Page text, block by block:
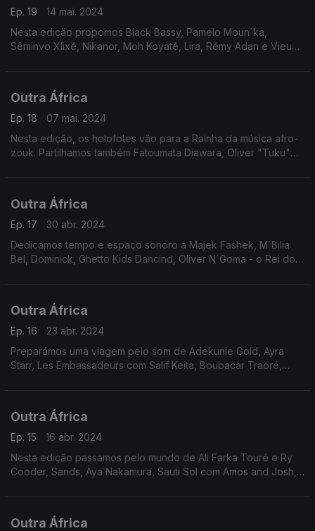
Ep. 19
14 mai. 2024
Nesta edição propomos Black Bassy, Pamelo Moun´ka,
Sêminvo Xlixé, Nikanor, Moh Koyaté, Lira, Rémy Adan e Vieux
Outra África
Ep. 18
07 mai. 2024
Nesta edição, os holofotes vão para a Rainha da música afro-
zouk. Partilhamos também Fatoumata Diawara, Oliver "Tuku"
Outra África
Ep. 17
30 abr. 2024
Dedicamos tempo e espaço sonoro a Majek Fashek, M´Bilia
Bel, Dominick, Ghetto Kids Dancind, Oliver N´Goma - o Rei do
Outra África
Ep. 16
23 abr. 2024
Preparámos uma viagem pelo som de Adekunle Gold, Ayra
Starr, Les Embassadeurs com Salif Keita, Boubacar Traoré,
Outra África
Ep. 15
16 abr. 2024
Nesta edição passamos pelo mundo de Ali Farka Touré e Ry
Cooder, Sands, Aya Nakamura, Sauti Sol com Amos and Josh,
Outra África